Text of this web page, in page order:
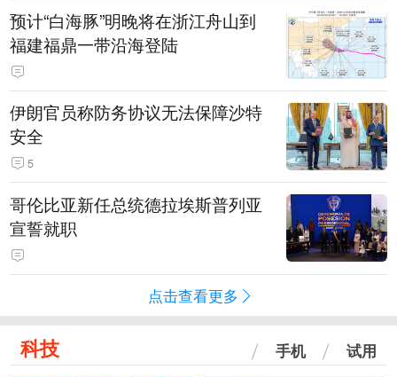
预计“白海豚”明晚将在浙江舟山到
福建福鼎一带沿海登陆
伊朗官员称防务协议无法保障沙特
安全
5
哥伦比亚新任总统德拉埃斯普列亚
宣誓就职
点击查看更多
科技 手机 试用